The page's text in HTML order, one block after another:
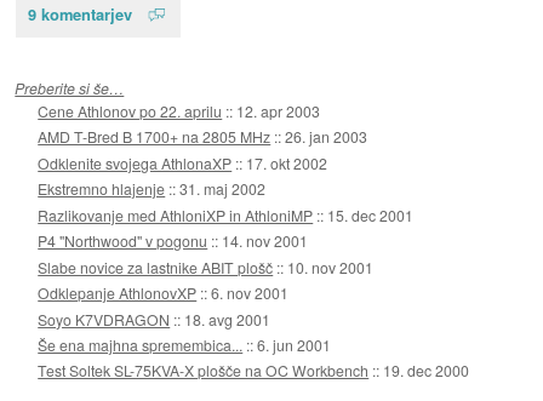
9 komentarjev
Preberite si še…
Cene Athlonov po 22. aprilu :: 12. apr 2003
AMD T-Bred B 1700+ na 2805 MHz ::26. jan 2003
Odklenite svojega AthlonaXP :: 17. okt 2002
Ekstremno hlajenje ::31. maj 2002
Razlikovanje med AthloniXP in AthloniMP :: 15. dec 2001
P4 "Northwood" v pogonu :: 14. nov 2001
Slabe novice za lastnike ABIT plošč :: 10. nov 2001
Odklepanje AthlonovXP ::6. nov 2001
Soyo K7VDRAGON :: 18. avg 2001
Še ena majhna spremembica... ::6. jun 2001
Test Soltek SL-75KVA-X plošče na OC Workbench :: 19. dec 2000